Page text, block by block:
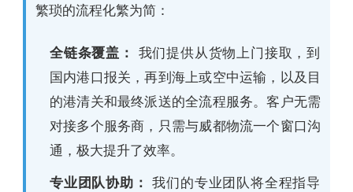
繁琐的流程化繁为简：
全链条覆盖： 我们提供从货物上门接取，到
国内港口报关，再到海上或空中运输，以及目
的港清关和最终派送的全流程服务。客户无需
对接多个服务商，只需与威都物流一个窗口沟
通，极大提升了效率。
专业团队协助：我们的专业团队将全程指导